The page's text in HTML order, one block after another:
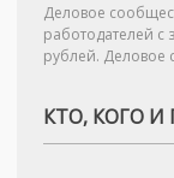
Деловое
работодателей
рублей. Деловое
КТО, КОГО И